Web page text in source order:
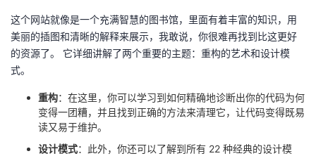
注
开
发
者
的
Programs
我
的
支
这个网站就像是一个充满智慧的图书馆，里面有着丰富的知识，用
美丽的插图和清晰的解释来展示，我敢说，你很难再找到比这更好
的资源了。 它详细讲解了两个重要的主题：重构的艺术和设计模
式。
重构：在这里，你可以学习到如何精确地诊断出你的代码为何
变得一团糟，并且找到正确的方法来清理它，让代码变得既易
读又易于维护。
设计模式：此外，你还可以了解到所有 22 种经典的设计模